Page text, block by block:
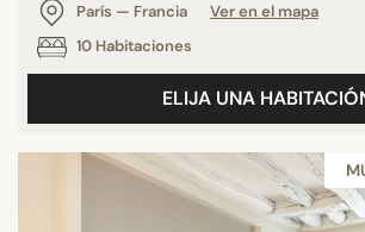
París — Francia
Ver en el mapa
10 Habitaciones
ELIJA UNA